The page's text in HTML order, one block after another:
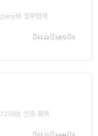
와 업무협력
01-22 3,872 0
인증 획득